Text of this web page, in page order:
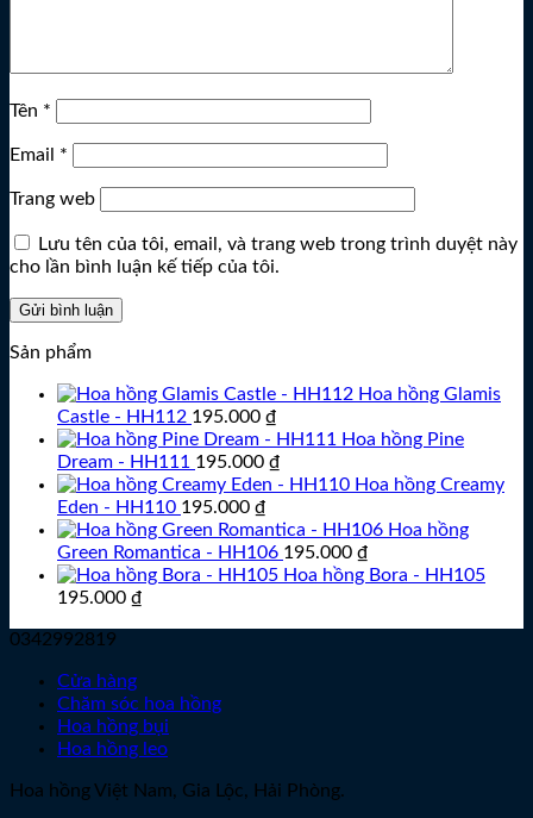
Tên *
Email *
Trang web
Lưu tên của tôi, email, và trang web trong trình duyệt này
cho lần bình luận kế tiếp của tôi.
Sản phẩm
Hoa hồng Glamis
Castle - HH112 195.000 ₫
Hoa hồng Pine
Dream - HH111 195.000 ₫
Hoa hồng Creamy
Eden - HH110 195.000 ₫
Hoa hồng
Green Romantica - HH106 195.000 ₫
Hoa hồng Bora - HH105
195.000 ₫
0342992819
Cửa hàng
Chăm sóc hoa hồng
Hoa hồng bụi
Hoa hồng leo
Hoa hồng Việt Nam, Gia Lộc, Hải Phòng.